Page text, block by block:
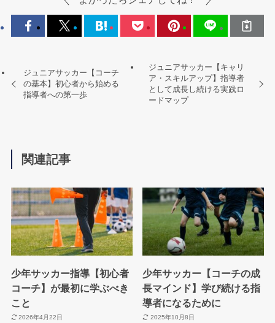
ジュニアサッカー【コーチ
の基本】初心者から始める
指導者への第一歩
ジュニアサッカー【キャリ
ア・スキルアップ】指導者
として成長し続ける実践ロ
ードマップ
関連記事
少年サッカー指導【初心者
コーチ】が最初に学ぶべき
こと
2026年4月22日
少年サッカー【コーチの成
長マインド】学び続ける指
導者になるために
2025年10月8日